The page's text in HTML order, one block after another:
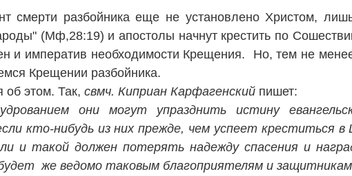
смерти разбойника еще не установлено Христом,
(Мф,28:19) и апостолы начнут крестить по
и императив необходимости Крещения. Но, тем не
Крещении разбойника.
об этом. Так, свмч. Киприан Карфагенский пишет:
они могут упразднить истину
кто-нибудь из них прежде, чем успеет креститься
и такой должен потерять надежду спасения и
же ведомо таковым благоприятелям и